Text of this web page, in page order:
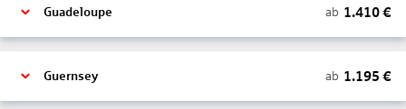
Guadeloupe ab 1.410€
Guernsey ab 1.195 €